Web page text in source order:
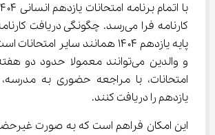
کارنامه فرا می‌رسد. چگونگی دریافت
و والدین می‌توانند معمولا حدود
امتحانات، با مراجعه حضوری به مدرسه،
یازدهم را دریافت کنند.
این امکان فراهم است که به صورت